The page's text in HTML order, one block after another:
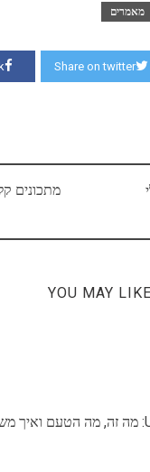
מאמרים
Share on twitter
מתכונים
YOU MAY